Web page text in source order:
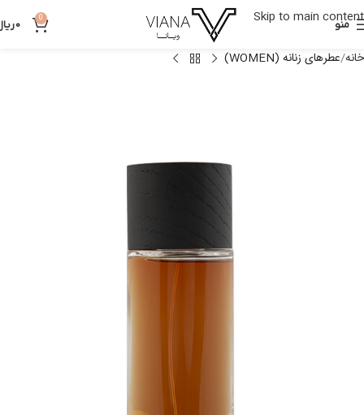
Skip to main content
منو 0
0
خانه عطرهای زنانه (WOMEN)